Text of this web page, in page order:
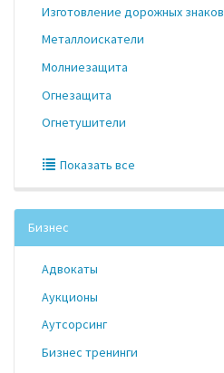
Изготовление дорожных знаков
Металлоискатели
Молниезащита
Огнезащита
Огнетушители
Показать все
Бизнес
Адвокаты
Аукционы
Аутсорсинг
Бизнес тренинги